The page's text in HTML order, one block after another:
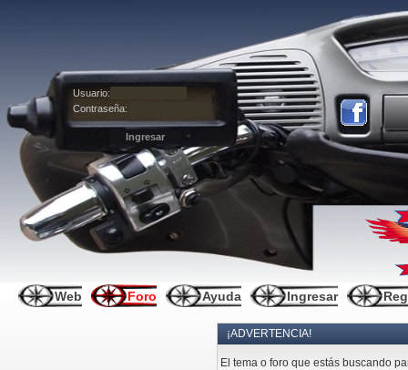
Usuario:
Contraseña:
Web Foro Ayuda Ingresar
¡ADVERTENCIA!
El tema o foro que estás buscando